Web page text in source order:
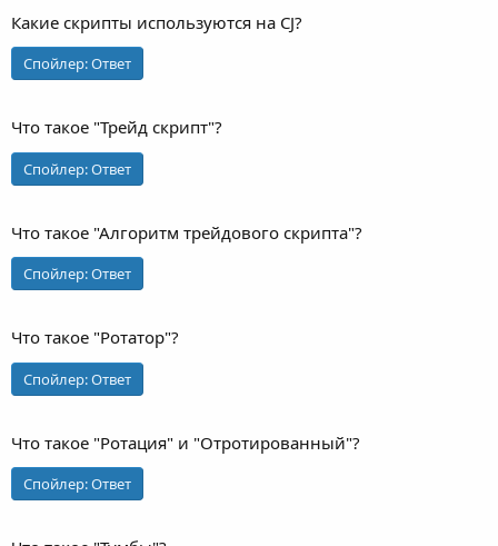
Какие скрипты используются на CJ?
Спойлер:Ответ
Что такое "Трейд скрипт"?
Спойлер:Ответ
Что такое "Алгоритм трейдового скрипта"?
Спойлер:Ответ
Что такое "Ротатор"?
Спойлер:Ответ
Что такое "Ротация" и "Отротированный"?
Спойлер:Ответ